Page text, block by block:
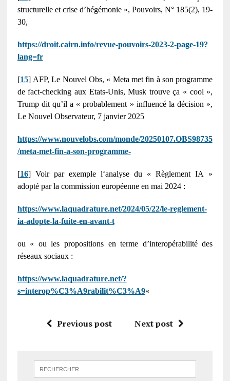
structurelle et crise d’hégémonie », Pouvoirs, N° 185(2), 19-
30,
https://droit.cairn.info/revue-pouvoirs-2023-2-page-19?
lang=fr
[15] AFP, Le Nouvel Obs, « Meta met fin à son programme
de fact-checking aux Etats-Unis, Musk trouve ça « cool »,
Trump dit qu’il a « probablement » influencé la décision »,
Le Nouvel Observateur, 7 janvier 2025
https://www.nouvelobs.com/monde/20250107.OBS98735
/meta-met-fin-a-son-programme-
[16] Voir par exemple l‘analyse du « Règlement IA »
adopté par la commission européenne en mai 2024 :
https://www.laquadrature.net/2024/05/22/le-reglement-
ia-adopte-la-fuite-en-avant-t
ou « ou les propositions en terme d’interopérabilité des
réseaux sociaux :
https://www.laquadrature.net/?
s=interop%C3%A9rabilit%C3%A9«
Previous post Next post